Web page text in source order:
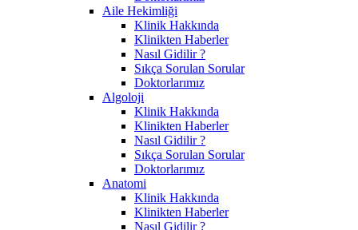
Aile Hekimliği
Klinik Hakkında
Klinikten Haberler
Nasıl Gidilir ?
Sıkça Sorulan Sorular
Doktorlarımız
Algoloji
Klinik Hakkında
Klinikten Haberler
Nasıl Gidilir ?
Sıkça Sorulan Sorular
Doktorlarımız
Anatomi
Klinik Hakkında
Klinikten Haberler
Nasıl Gidilir ?